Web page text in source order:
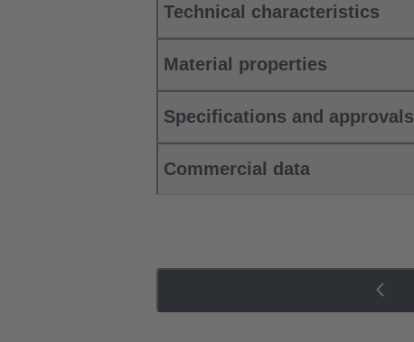
Technical characteristics
Material properties
Specifications and approvals
Commercial data